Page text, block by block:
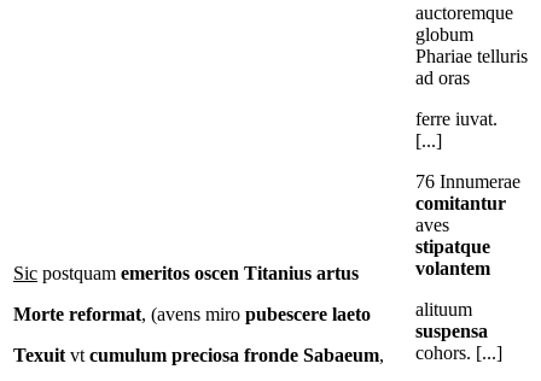
Sic postquam emeritos oscen Titanius artus
Morte reformat, (avens miro pubescere laeto
Texuit vt cumulum preciosa fronde Sabaeum,
auctoremque
globum
Phariae telluris
ad oras
ferre iuvat.
[...]
76 Innumerae
comitantur
aves
stipatque
volantem
alituum
suspensa
cohors. [...]